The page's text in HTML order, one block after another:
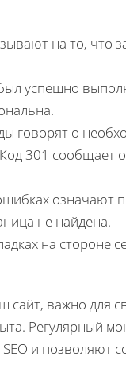
на то, что
успешно
говорят о
301 сообщает
означают
не найдена.
на стороне
сайт, важно для
Регулярный
и позволяют